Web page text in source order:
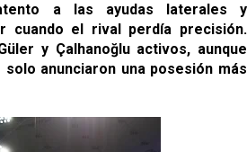
a las ayudas laterales y
cuando el rival perdía precisión.
y Çalhanoğlu activos, aunque
anunciaron una posesión más